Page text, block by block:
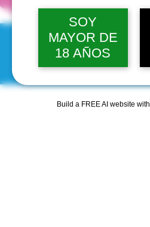
SOY
MAYOR DE
18 AÑOS
Build a FREE AI website with
© 2025 by Scantastic.